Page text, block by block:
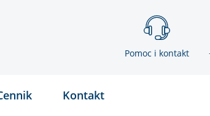
Pomoc i kontakt
Kontakt